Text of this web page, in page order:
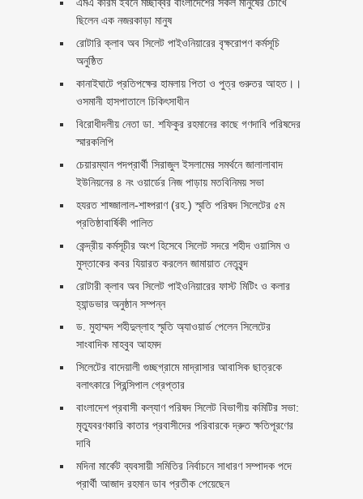
ছিলেন এক নজরকাড়া মানুষ ‎
রোটারি ক্লাব অব সিলেট পাইওনিয়ারের বৃক্ষরোপণ কর্মসূচি
অনুষ্ঠিত
কানাইঘাটে প্রতিপক্ষের হামলায় পিতা ও পুত্র গুরুতর আহত।।
ওসমানী হাসপাতালে চিকিৎসাধীন
বিরোধীদলীয় নেতা ডা. শফিকুর রহমানের কাছে গণদাবি পরিষদের
স্মারকলিপি ‎
চেয়ারম্যান পদপ্রার্থী সিরাজুল ইসলামের সমর্থনে জালালাবাদ
ইউনিয়নের ৪ নং ওয়ার্ডের নিজ পাড়ায় মতবিনিময় সভা
হযরত শাহ্জালাল-শাহ্পরাণ (রহ.) স্মৃতি পরিষদ সিলেটের ৫ম
প্রতিষ্ঠাবার্ষিকী পালিত ‎​
কেন্দ্রীয় কর্মসূচীর অংশ হিসেবে সিলেট সদরে শহীদ ওয়াসিম ও
মুস্তাকের কবর যিয়ারত করলেন জামায়াত নেতৃবৃন্দ ‎
রোটারী ক্লাব অব সিলেট পাইওনিয়ারের ফাস্ট মিটিং ও কলার
হ্যান্ডভার অনুষ্ঠান সম্পন্ন
ড. মুহাম্মদ শহীদুল্লাহ স্মৃতি অ্যাওয়ার্ড পেলেন সিলেটের
সাংবাদিক মাহবুব আহমদ
সিলেটের বাদেয়ালী গুচ্ছগ্রামে মাদ্রাসার আবাসিক ছাত্রকে
বলাৎকারে প্রিন্সিপাল গ্রেপ্তার ‎
বাংলাদেশ প্রবাসী কল্যাণ পরিষদ সিলেট বিভাগীয় কমিটির সভা:
মৃত্যুবরণকারি কাতার প্রবাসীদের পরিবারকে দ্রুত ক্ষতিপূরণের
দাবি
মদিনা মার্কেট ব্যবসায়ী সমিতির নির্বাচনে সাধারণ সম্পাদক পদে
প্রার্থী আজাদ রহমান ডাব প্রতীক পেয়েছেন ‎